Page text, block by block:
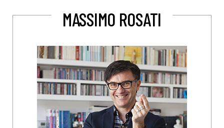
MASSIMO ROSATI